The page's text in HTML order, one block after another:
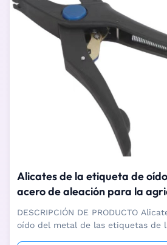
Alicates de la etiqueta de
acero de aleación para la
ganado de la cabra de las
DESCRIPCIÓN DE PRODUCTO
oído del metal de las etiquetas de